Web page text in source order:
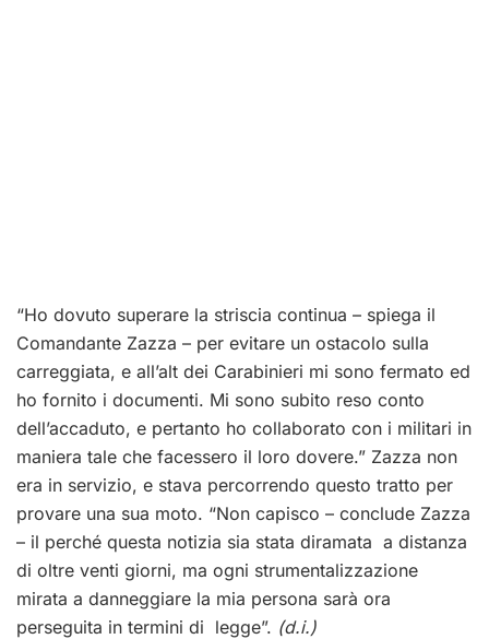
“Ho dovuto superare la striscia continua – spiega il
Comandante Zazza – per evitare un ostacolo sulla
carreggiata, e all’alt dei Carabinieri mi sono fermato ed
ho fornito i documenti. Mi sono subito reso conto
dell’accaduto, e pertanto ho collaborato con i militari in
maniera tale che facessero il loro dovere.” Zazza non
era in servizio, e stava percorrendo questo tratto per
provare una sua moto. “Non capisco – conclude Zazza
– il perché questa notizia sia stata diramata a distanza
di oltre venti giorni, ma ogni strumentalizzazione
mirata a danneggiare la mia persona sarà ora
perseguita in termini di legge”. (d.i.)